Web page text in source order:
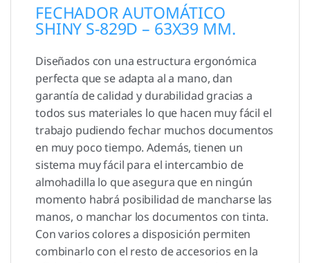
FECHADOR AUTOMÁTICO
SHINY S-829D – 63X39 MM.
Diseñados con una estructura ergonómica
perfecta que se adapta al a mano, dan
garantía de calidad y durabilidad gracias a
todos sus materiales lo que hacen muy fácil el
trabajo pudiendo fechar muchos documentos
en muy poco tiempo. Además, tienen un
sistema muy fácil para el intercambio de
almohadilla lo que asegura que en ningún
momento habrá posibilidad de mancharse las
manos, o manchar los documentos con tinta.
Con varios colores a disposición permiten
combinarlo con el resto de accesorios en la